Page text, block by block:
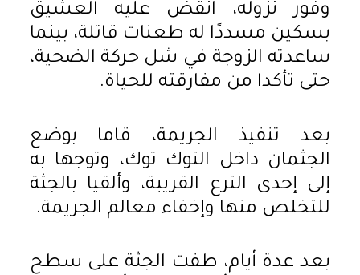
وفور نزوله، انقض عليه العشيق
بسكين مسددًا له طعنات قاتلة، بينما
ساعدته الزوجة في شل حركة الضحية،
حتى تأكدا من مفارقته للحياة.
بعد تنفيذ الجريمة، قاما بوضع
الجثمان داخل التوك توك، وتوجها به
إلى إحدى الترع القريبة، وألقيا بالجثة
للتخلص منها وإخفاء معالم الجريمة.
بعد عدة أيام، طفت الجثة على سطح